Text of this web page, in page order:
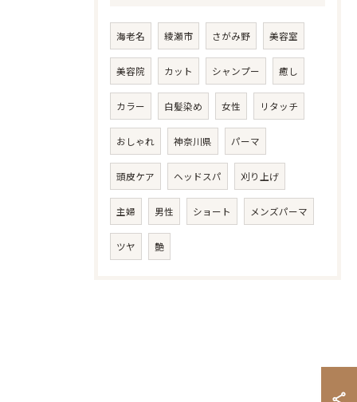
海老名 綾瀬市 さがみ野 美容室
美容院 カット シャンプー 癒し
カラー 白髪染め 女性 リタッチ
おしゃれ 神奈川県 パーマ
頭皮ケア ヘッドスパ 刈り上げ
主婦 男性 ショート メンズパーマ
ツヤ 艶